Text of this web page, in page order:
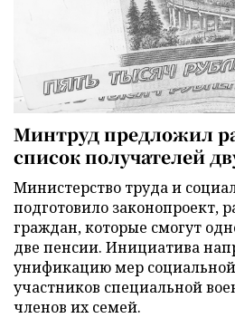
Минтруд предложил
список получателей
Министерство труда и
подготовило законопроект,
граждан, которые смогут
две пенсии. Инициатива
унификацию мер
участников специальной
членов их семей.